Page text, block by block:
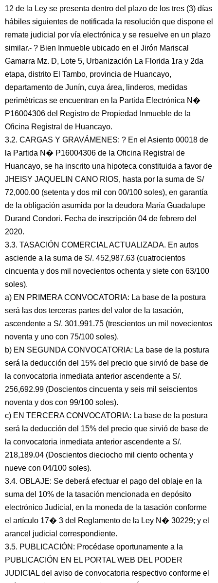
12 de la Ley se presenta dentro del plazo de los tres (3) días
hábiles siguientes de notificada la resolución que dispone el
remate judicial por vía electrónica y se resuelve en un plazo
similar.- ? Bien Inmueble ubicado en el Jirón Mariscal
Gamarra Mz. D, Lote 5, Urbanización La Florida 1ra y 2da
etapa, distrito El Tambo, provincia de Huancayo,
departamento de Junín, cuya área, linderos, medidas
perimétricas se encuentran en la Partida Electrónica N�
P16004306 del Registro de Propiedad Inmueble de la
Oficina Registral de Huancayo.
3.2. CARGAS Y GRAVÁMENES: ? En el Asiento 00018 de
la Partida N� P16004306 de la Oficina Registral de
Huancayo, se ha inscrito una hipoteca constituida a favor de
JHEISY JAQUELIN CANO RIOS, hasta por la suma de S/
72,000.00 (setenta y dos mil con 00/100 soles), en garantía
de la obligación asumida por la deudora María Guadalupe
Durand Condori. Fecha de inscripción 04 de febrero del
2020.
3.3. TASACIÓN COMERCIAL ACTUALIZADA. En autos
asciende a la suma de S/. 452,987.63 (cuatrocientos
cincuenta y dos mil novecientos ochenta y siete con 63/100
soles).
a) EN PRIMERA CONVOCATORIA: La base de la postura
será las dos terceras partes del valor de la tasación,
ascendente a S/. 301,991.75 (trescientos un mil novecientos
noventa y uno con 75/100 soles).
b) EN SEGUNDA CONVOCATORIA: La base de la postura
será la deducción del 15% del precio que sirvió de base de
la convocatoria inmediata anterior ascendente a S/.
256,692.99 (Doscientos cincuenta y seis mil seiscientos
noventa y dos con 99/100 soles).
c) EN TERCERA CONVOCATORIA: La base de la postura
será la deducción del 15% del precio que sirvió de base de
la convocatoria inmediata anterior ascendente a S/.
218,189.04 (Doscientos dieciocho mil ciento ochenta y
nueve con 04/100 soles).
3.4. OBLAJE: Se deberá efectuar el pago del oblaje en la
suma del 10% de la tasación mencionada en depósito
electrónico Judicial, en la moneda de la tasación conforme
el artículo 17� 3 del Reglamento de la Ley N� 30229; y el
arancel judicial correspondiente.
3.5. PUBLICACIÓN: Procédase oportunamente a la
PUBLICACIÓN EN EL PORTAL WEB DEL PODER
JUDICIAL del aviso de convocatoria respectivo conforme el